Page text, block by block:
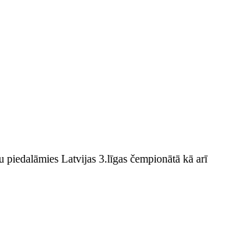
Latvijas 3.līgas čempionātā kā arī